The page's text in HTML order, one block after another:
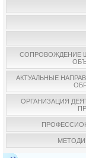
СОПРОВОЖДЕНИЕ
АКТУАЛЬНЫЕ
ОРГАНИЗАЦИЯ